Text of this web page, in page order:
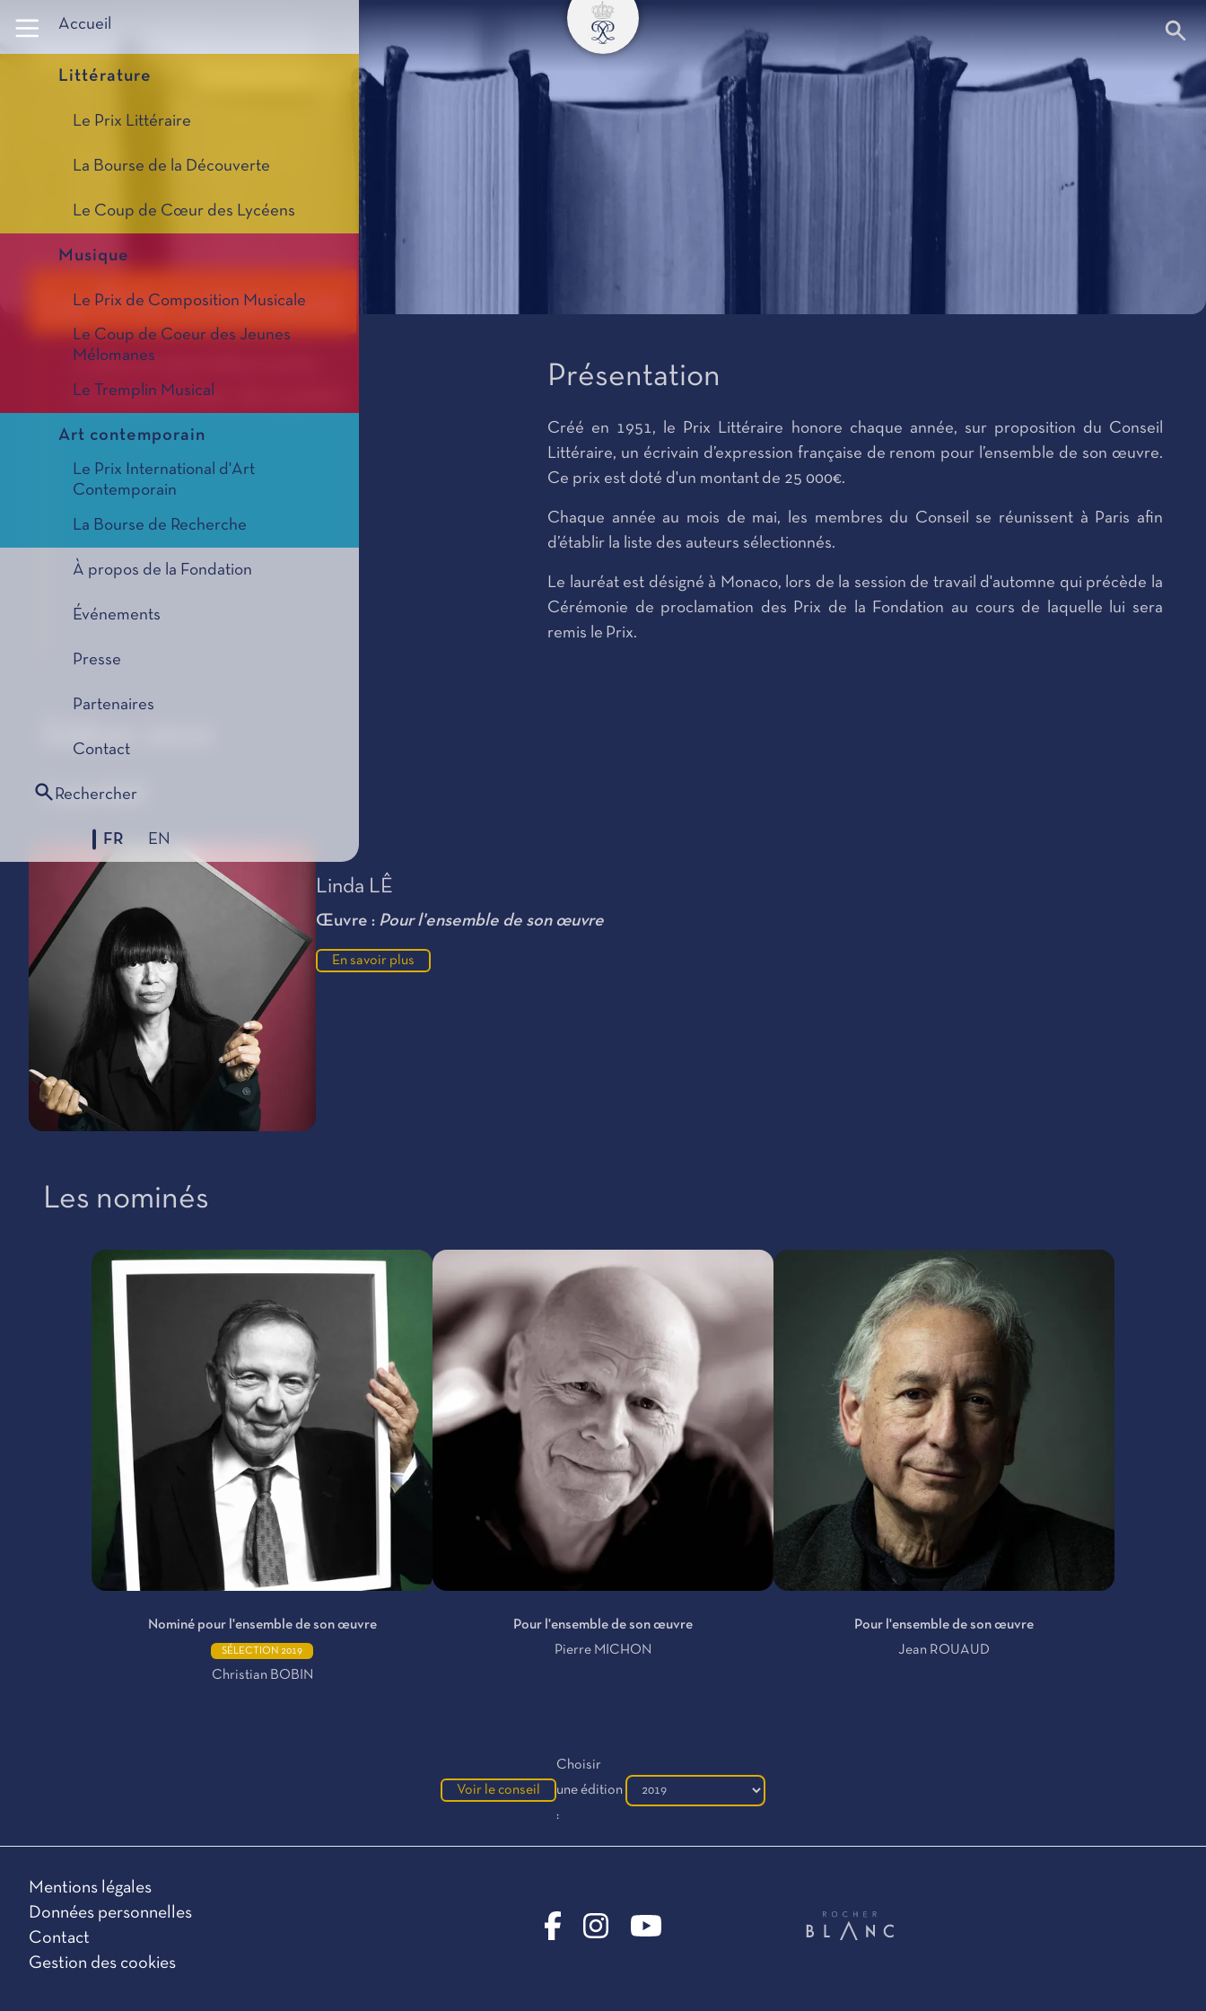
Accueil
Littérature
Le Prix Littéraire
La Bourse de la Découverte
Le Coup de Cœur des Lycéens
Musique
Le Prix de Composition Musicale
Le Coup de Coeur des Jeunes
Mélomanes
Le Tremplin Musical
Art contemporain
Le Prix International d'Art
Contemporain
La Bourse de Recherche
À propos de la Fondation
Événements
Presse
Partenaires
Contact
Rechercher
FR EN
Le Prix Littéraire
La Bourse de la Découverte
Le Coup de Cœur des Lycéens
Présentation
Créé en 1951, le Prix Littéraire honore chaque année, sur proposition du Conseil
Littéraire, un écrivain d’expression française de renom pour l’ensemble de son œuvre.
Ce prix est doté d'un montant de 25 000€.
Chaque année au mois de mai, les membres du Conseil se réunissent à Paris afin
d’établir la liste des auteurs sélectionnés.
Le lauréat est désigné à Monaco, lors de la session de travail d'automne qui précède la
Cérémonie de proclamation des Prix de la Fondation au cours de laquelle lui sera
remis le Prix.
Édition 2019
Lauréat
Linda LÊ
Œuvre : Pour l'ensemble de son œuvre
En savoir plus
Les nominés
Nominé pour l'ensemble de son œuvre
SÉLECTION 2019
Christian BOBIN
Pour l'ensemble de son œuvre
Pierre MICHON
Pour l'ensemble de son œuvre
Jean ROUAUD
Voir le conseil
Choisir
une édition
:
Mentions légales
Données personnelles
Contact
Gestion des cookies